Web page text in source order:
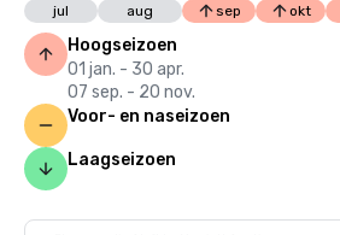
jul
aug sep okt
Hoogseizoen
01 jan. - 30 apr.
07 sep. - 20 nov.
Voor- en naseizoen
Laagseizoen